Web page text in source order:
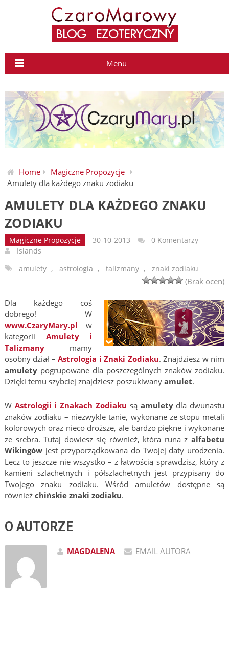
Menu
Home
Magiczne Propozycje
Amulety dla każdego znaku zodiaku
AMULETY DLA KAŻDEGO ZNAKU
ZODIAKU
Magiczne Propozycje 30-10-2013
0 Komentarzy
Islands
amulety , astrologia , talizmany , znaki zodiaku
(Brak ocen)
Dla każdego coś
dobrego! W
www.CzaryMary.pl w
kategorii Amulety i
Talizmanymamy
osobny dział –Astrologia i Znaki Zodiaku. Znajdziesz w nim
amuletypogrupowane dla poszczególnych znaków zodiaku.
Dzięki temu szybciej znajdziesz poszukiwany amulet.
W Astrologii i Znakach Zodiaku są amuletydla dwunastu
znaków zodiaku – niezwykle tanie, wykonane ze stopu metali
kolorowych oraz nieco droższe, ale bardzo piękne i wykonane
ze srebra. Tutaj dowiesz się również, która runa zalfabetu
Wikingówjest przyporządkowana do Twojej daty urodzenia.
Lecz to jeszcze nie wszystko – z łatwością sprawdzisz, który z
kamieni szlachetnych i półszlachetnych jest przypisany do
Twojego znaku zodiaku. Wśród amuletów dostępne są
również chińskie znaki zodiaku.
O AUTORZE
MAGDALENA EMAIL AUTORA